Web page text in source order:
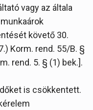
vagy az általa
követő 30.
Korm. rend. 55/B. §
rend. 5. § (1) bek.].
is csökkentett.